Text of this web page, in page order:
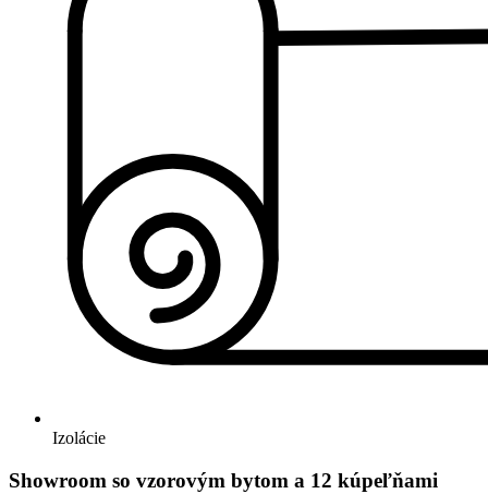
Izolácie
Showroom so vzorovým bytom a 12 kúpeľňami